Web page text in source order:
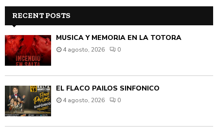
RECENT POSTS
MÚSICA Y MEMORIA EN LA TOTORA
4 agosto, 2026 0
EL FLACO PAILOS SINFÓNICO
4 agosto, 2026 0